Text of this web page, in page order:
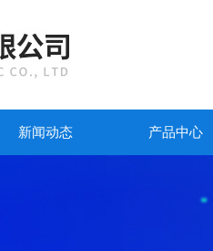
新闻动态 产品中心